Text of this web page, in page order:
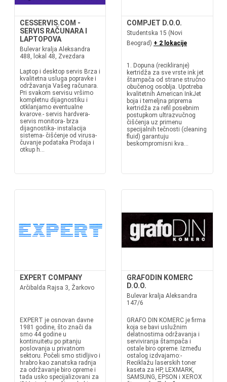
CESSERVIS.COM -
SERVIS RAČUNARA I
LAPTOPOVA
Bulevar kralja Aleksandra
488, lokal 48, Zvezdara
Laptop i desktop servis Brza i
kvalitetna usluga popravke i
održavanja Vašeg računara.
Pri svakom servisu vršimo
kompletnu dijagnostiku i
otklanjamo eventualne
kvarove.- servis hardvera-
servis monitora- brza
dijagnostika- instalacija
sistema- čišćenje od virusa-
čuvanje podataka Prodaja i
otkup h...
COMPJET D.O.O.
Studentska 15 (Novi
Beograd) + 2 lokacije
1. Dopuna (recikliranje)
kertridža za sve vrste ink jet
štampača od strane stručno
obučenog osoblja. Upotreba
kvalitetnih American InkJet
boja i temeljna priprema
kertridža za refil posebnim
postupkom ultrazvučnog
čišćenja uz primenu
specijalnih tečnosti (cleaning
fluid) garantuju
beskompromisni kva...
EXPERT COMPANY
Arčibalda Rajsa 3, Žarkovo
EXPERT je osnovan davne
1981 godine, što znači da
smo 44 godine u
kontinuitetu po pitanju
poslovanja u privatnom
sektoru. Počeli smo stidljivo i
hrabro kao zanatska radnja
za održavanje biro opreme i
tada usko specijalizovani za
GRAFODIN KOMERC
D.O.O.
Bulevar kralja Aleksandra
147/6
GRAFO DIN KOMERC je firma
koja se bavi uslužnim
delatnostima održavanja i
serviviranja štampača i
ostale biro opreme. Između
ostalog izdvajamo:-
Reciklažu laserskih toner
kaseta za HP, LEXMARK,
SAMSUNG, EPSON i XEROX